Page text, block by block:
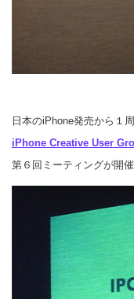
日本のiPhone発売から１
iPhone Creative User
第６回ミーティングが開催